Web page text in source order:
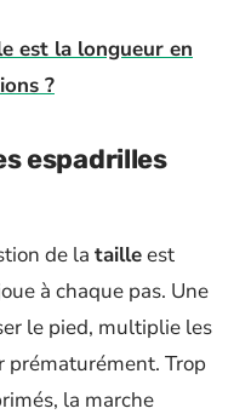
est la longueur en
?
espadrilles
de la tailleest
à chaque pas. Une
le pied, multiplie les
prématurément. Trop
la marche